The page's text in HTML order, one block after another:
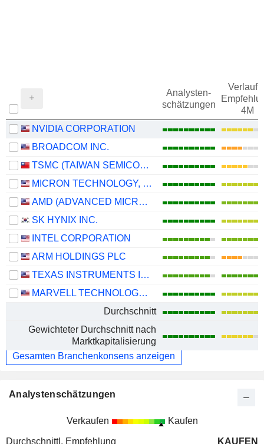
Analysten-
schätzungen
Verlauf
4M
NVIDIA CORPORATION
BROADCOM INC.
TSMC (TAIWAN SEMICONDUCTOR MANUFACTURING COMPANY)
MICRON TECHNOLOGY, INC.
AMD (ADVANCED MICRO DEVICES)
SK HYNIX INC.
INTEL CORPORATION
ARM HOLDINGS PLC
TEXAS INSTRUMENTS INCORPORATED
MARVELL TECHNOLOGY GROUP LTD
Durchschnitt
Gewichteter Durchschnitt nach
Marktkapitalisierung
Gesamten Branchenkonsens anzeigen
Analystenschätzungen
Verkaufen Kaufen
Durchschnittl. Empfehlung
KAUFEN